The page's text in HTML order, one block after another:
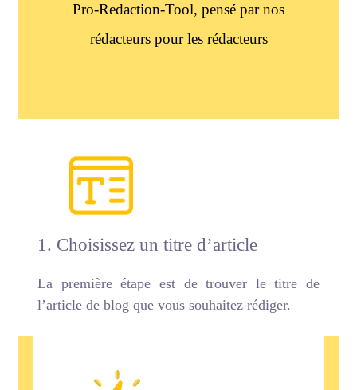
Pro-Redaction-Tool, pensé par nos
rédacteurs pour les rédacteurs
1. Choisissez un titre d’article
La première étape est de trouver le titre de
l’article de blog que vous souhaitez rédiger.